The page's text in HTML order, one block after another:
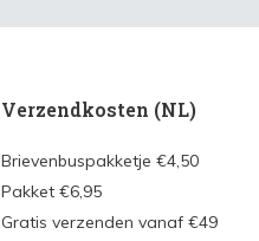
Verzendkosten (NL)
Brievenbuspakketje €4,50
Pakket €6,95
Gratis verzenden vanaf €49